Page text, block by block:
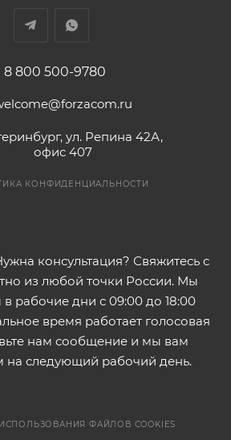
8 800 500-9780
ул. Репина 42А,
офис 407
КОНФИДЕНЦИАЛЬНОСТИ
консультация? Свяжитесь с
из любой точки России. Мы
рабочие дни с 09:00 до 18:00
время работает голосовая
нам сообщение и мы вам
на следующий рабочий день.
ФАЙЛОВ COOKIES